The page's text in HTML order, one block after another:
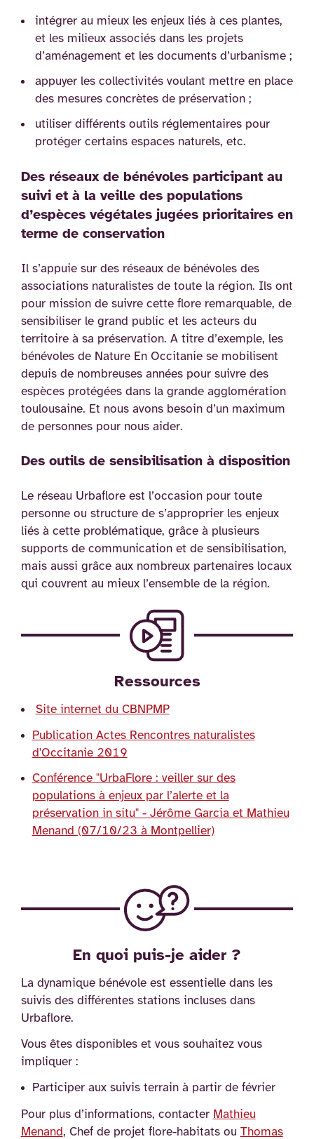
intégrer au mieux les enjeux liés à ces plantes,
et les milieux associés dans les projets
d’aménagement et les documents d’urbanisme ;
appuyer les collectivités voulant mettre en place
des mesures concrètes de préservation ;
utiliser différents outils réglementaires pour
protéger certains espaces naturels, etc.
Des réseaux de bénévoles participant au
suivi et à la veille des populations
d’espèces végétales jugées prioritaires en
terme de conservation
Il s’appuie sur des réseaux de bénévoles des
associations naturalistes de toute la région. Ils ont
pour mission de suivre cette flore remarquable, de
sensibiliser le grand public et les acteurs du
territoire à sa préservation. A titre d’exemple, les
bénévoles de Nature En Occitanie se mobilisent
depuis de nombreuses années pour suivre des
espèces protégées dans la grande agglomération
toulousaine. Et nous avons besoin d’un maximum
de personnes pour nous aider.
Des outils de sensibilisation à disposition
Le réseau Urbaflore est l’occasion pour toute
personne ou structure de s’approprier les enjeux
liés à cette problématique, grâce à plusieurs
supports de communication et de sensibilisation,
mais aussi grâce aux nombreux partenaires locaux
qui couvrent au mieux l’ensemble de la région.
Ressources
Site internet du CBNPMP
Publication Actes Rencontres naturalistes
d'Occitanie 2019
Conférence "UrbaFlore : veiller sur des
populations à enjeux par l’alerte et la
préservation in situ" - Jérôme Garcia et Mathieu
Menand (07/10/23 à Montpellier)
En quoi puis-je aider ?
La dynamique bénévole est essentielle dans les
suivis des différentes stations incluses dans
Urbaflore.
Vous êtes disponibles et vous souhaitez vous
impliquer :
Participer aux suivis terrain à partir de février
Pour plus d’informations, contacter Mathieu
Menand, Chef de projet flore-habitats ou Thomas